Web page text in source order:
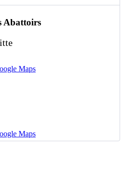
Abattoirs
Maps
Maps